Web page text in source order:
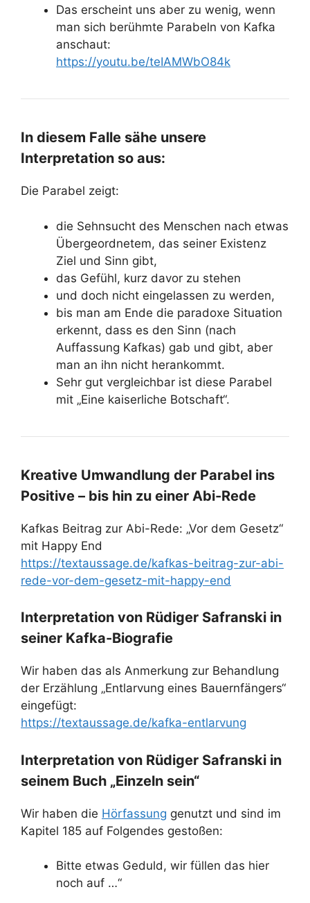
Das erscheint uns aber zu wenig, wenn
man sich berühmte Parabeln von Kafka
anschaut:
https://youtu.be/teIAMWbO84k
In diesem Falle sähe unsere
Interpretation so aus:
Die Parabel zeigt:
die Sehnsucht des Menschen nach etwas
Übergeordnetem, das seiner Existenz
Ziel und Sinn gibt,
das Gefühl, kurz davor zu stehen
und doch nicht eingelassen zu werden,
bis man am Ende die paradoxe Situation
erkennt, dass es den Sinn (nach
Auffassung Kafkas) gab und gibt, aber
man an ihn nicht herankommt.
Sehr gut vergleichbar ist diese Parabel
mit „Eine kaiserliche Botschaft“.
Kreative Umwandlung der Parabel ins
Positive – bis hin zu einer Abi-Rede
Kafkas Beitrag zur Abi-Rede: „Vor dem Gesetz“
mit Happy End
https://textaussage.de/kafkas-beitrag-zur-abi-
rede-vor-dem-gesetz-mit-happy-end
Interpretation von Rüdiger Safranski in
seiner Kafka-Biografie
Wir haben das als Anmerkung zur Behandlung
der Erzählung „Entlarvung eines Bauernfängers“
eingefügt:
https://textaussage.de/kafka-entlarvung
Interpretation von Rüdiger Safranski in
seinem Buch „Einzeln sein“
Wir haben die Hörfassung genutzt und sind im
Kapitel 185 auf Folgendes gestoßen:
Bitte etwas Geduld, wir füllen das hier
noch auf …“